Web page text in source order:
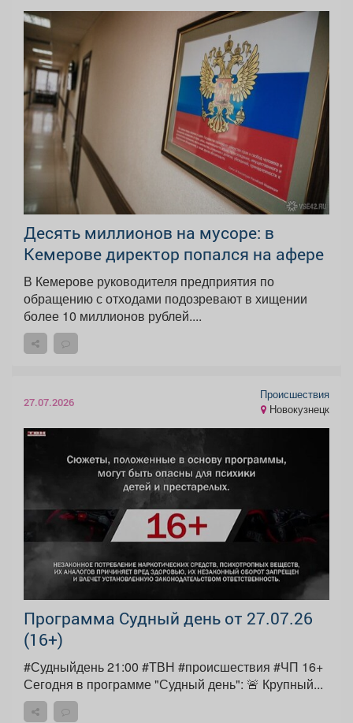
Десять миллионов на мусоре: в
Кемерове директор попался на афере
В Кемерове руководителя предприятия по
обращению с отходами подозревают в хищении
более 10 миллионов рублей....
27.07.2026
Происшествия
Новокузнецк
Программа Судный день от 27.07.26
(16+)
#Судныйдень 21:00 #ТВН #происшествия #ЧП 16+
Сегодня в программе "Судный день": 🚨 Крупный...